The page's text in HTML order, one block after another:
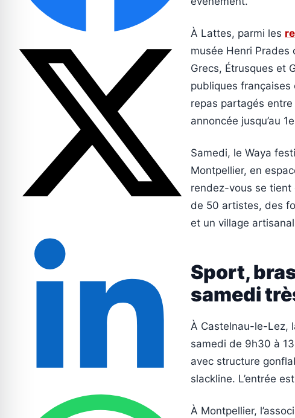
À Lattes, parmi les
musée Henri Prades
Grecs, Étrusques et
publiques
repas partagés entre
annoncée jusqu’au
Samedi, le Waya
Montpellier, en
rendez-vous se tient
de 50 artistes, des
et un village
Sport,
samedi
À Castelnau-le-Lez,
samedi de 9h30 à
avec structure
slackline. L’entrée
À Montpellier,